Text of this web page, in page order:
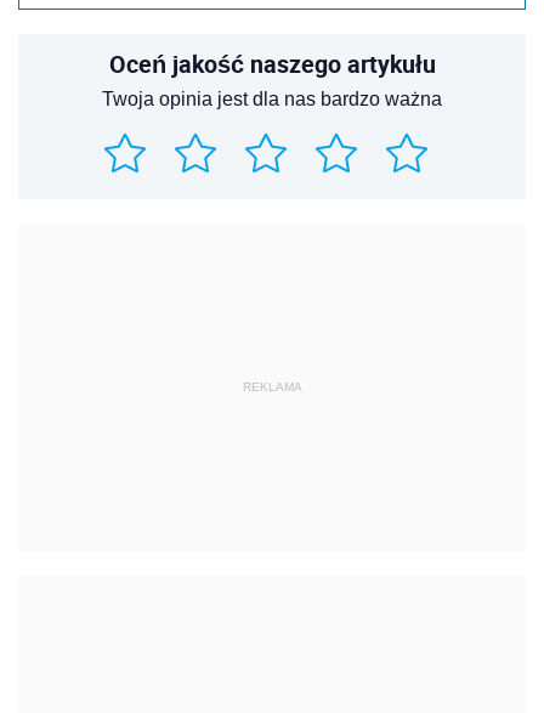
Oceń jakość naszego artykułu
Twoja opinia jest dla nas bardzo ważna
REKLAMA